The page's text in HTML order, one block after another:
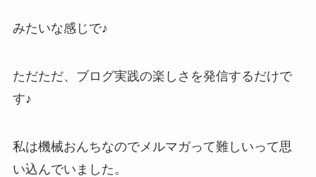
みたいな感じで♪
ただただ、ブログ実践の楽しさを発信するだけで
す♪
私は機械おんちなのでメルマガって難しいって思
い込んでいました。